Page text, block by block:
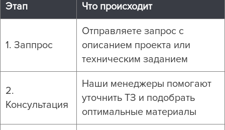
Этап Что происходит
1. Заппрос
Отправляете запрос с
описанием проекта или
техническим заданием
2.
Консультация
Наши менеджеры помогают
уточнить ТЗ и подобрать
оптимальные материалы